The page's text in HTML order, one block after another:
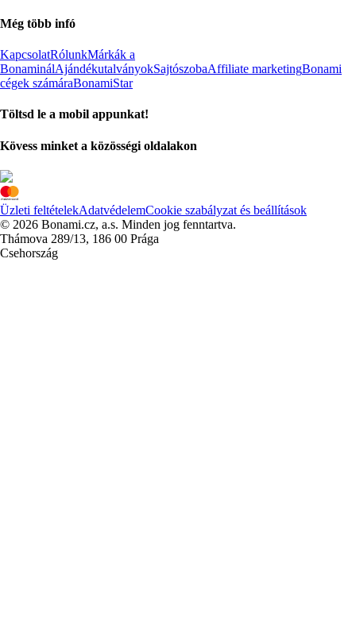
Még több infó
KapcsolatRólunkMárkák a
BonaminálAjándékutalványokSajtószobaAffiliate marketingBonami
cégek számáraBonamiStar
Töltsd le a mobil appunkat!
Kövess minket a közösségi oldalakon
Üzleti feltételekAdatvédelemCookie szabályzat és beállítások
© 2026 Bonami.cz, a.s. Minden jog fenntartva.
Thámova 289/13, 186 00 Prága
Csehország